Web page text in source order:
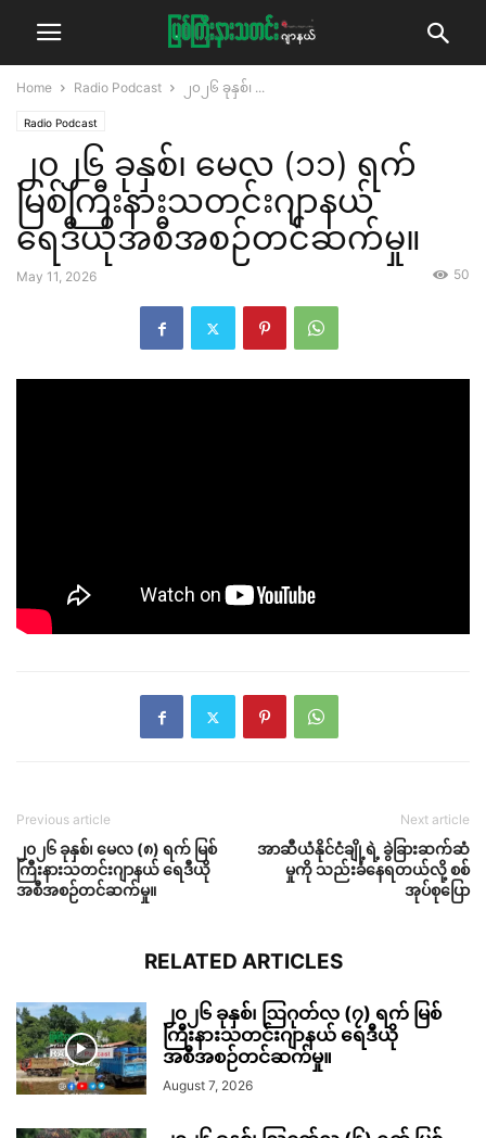
Home Radio Podcast ၂၀၂၆ ခုနှစ်၊ ...
Radio Podcast
၂၀၂၆ ခုနှစ်၊ မေလ (၁၁) ရက်
မြစ်ကြီးနားသတင်းဂျာနယ်
ရေဒီယိုအစီအစဉ်တင်ဆက်မှု။
May 11, 2026 50
Previous article
၂၀၂၆ ခုနှစ်၊ မေလ (၈) ရက် မြစ်
ကြီးနားသတင်းဂျာနယ် ရေဒီယို
အစီအစဉ်တင်ဆက်မှု။
Next article
အာဆီယံနိုင်ငံချို့ရဲ့ ခွဲခြားဆက်ဆံ
မှုကို သည်းခံနေရတယ်လို့ စစ်
အုပ်စုပြော
RELATED ARTICLES
၂၀၂၆ ခုနှစ်၊ ဩဂုတ်လ (၇) ရက် မြစ်
ကြီးနားသတင်းဂျာနယ် ရေဒီယို
အစီအစဉ်တင်ဆက်မှု။
August 7, 2026